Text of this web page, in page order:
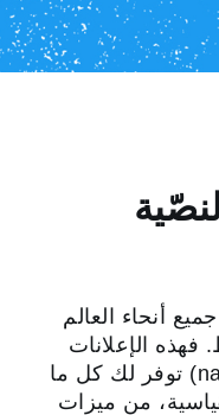
أنحاء العالم
الإعلانات
الأصلية (native ads) توفر لك كل ما
من ميزات